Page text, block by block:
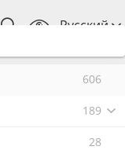
Русский
606
189
28